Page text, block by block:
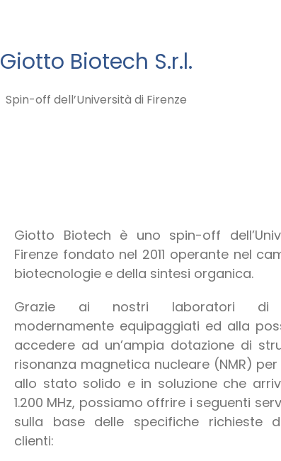
Giotto Biotech S.r.l.
Spin-off dell’Università di Firenze
Giotto Biotech è uno spin-off
Firenze fondato nel 2011 operante nel
biotecnologie e della sintesi organica.
Grazie ai nostri laboratori di
modernamente equipaggiati ed alla
accedere ad un’ampia dotazione di
risonanza magnetica nucleare (NMR) per
allo stato solido e in soluzione che
1.200 MHz, possiamo offrire i seguenti
sulla base delle specifiche richieste
clienti: